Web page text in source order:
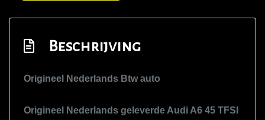
Metaalkleur
Park distance control
Parkeersensor voor
Beschrijving
Origineel Nederlands Btw auto
Origineel Nederlands geleverde Audi A6 45 TFSI